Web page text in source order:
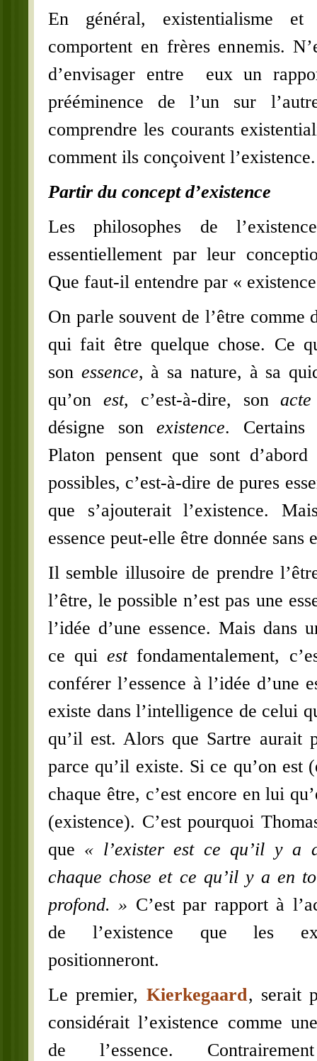
En général, existentialisme et
comportent en frères ennemis.
d’envisager entre eux un
prééminence de l’un sur
comprendre les courants
comment ils conçoivent l’existence.
Partir du concept d’existence
Les philosophes de
essentiellement par leur
Que faut-il entendre par «
On parle souvent de l’être comme
qui fait être quelque chose. Ce
son essence, à sa nature, à sa
qu’on est, c’est-à-dire, son
désigne sonexistence. Certains
Platon pensent que sont
possibles, c’est-à-dire de pures
que s’ajouterait l’existence.
essence peut-elle être donnée sans
Il semble illusoire de prendre
l’être, le possible n’est pas une
l’idée d’une essence. Mais dans
ce quiestfondamentalement,
conférer l’essence à l’idée d’une
existe dans l’intelligence de celui
qu’il est. Alors que Sartre aurait
parce qu’il existe. Si ce qu’on est
chaque être, c’est encore en lui
(existence). C’est pourquoi
que « l’exister est ce qu’il y a
chaque chose et ce qu’il y a en
profond. » C’est par rapport à
de l’existence que les
positionneront.
Le premier, Kierkegaard, serait
considérait l’existence comme
de l’essence.